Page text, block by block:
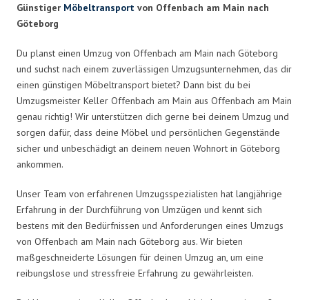
Günstiger Möbeltransport von Offenbach am Main nach
Göteborg
Du planst einen Umzug von Offenbach am Main nach Göteborg
und suchst nach einem zuverlässigen Umzugsunternehmen, das dir
einen günstigen Möbeltransport bietet? Dann bist du bei
Umzugsmeister Keller Offenbach am Main aus Offenbach am Main
genau richtig! Wir unterstützen dich gerne bei deinem Umzug und
sorgen dafür, dass deine Möbel und persönlichen Gegenstände
sicher und unbeschädigt an deinem neuen Wohnort in Göteborg
ankommen.
Unser Team von erfahrenen Umzugsspezialisten hat langjährige
Erfahrung in der Durchführung von Umzügen und kennt sich
bestens mit den Bedürfnissen und Anforderungen eines Umzugs
von Offenbach am Main nach Göteborg aus. Wir bieten
maßgeschneiderte Lösungen für deinen Umzug an, um eine
reibungslose und stressfreie Erfahrung zu gewährleisten.